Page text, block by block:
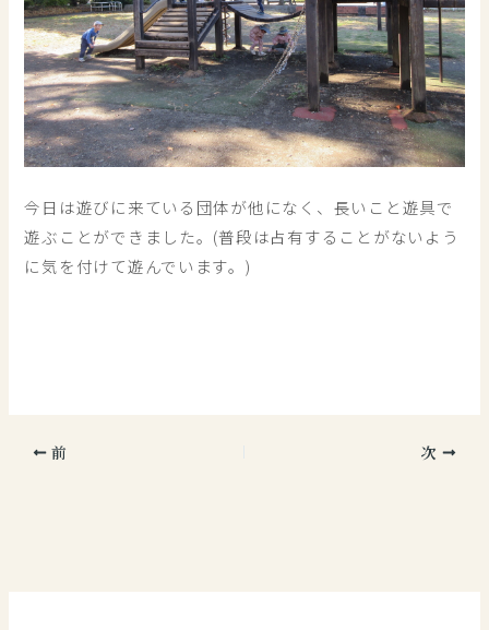
今日は遊びに来ている団体が他になく、長いこと遊具で
遊ぶことができました。(普段は占有することがないよう
に気を付けて遊んでいます。)
前 次